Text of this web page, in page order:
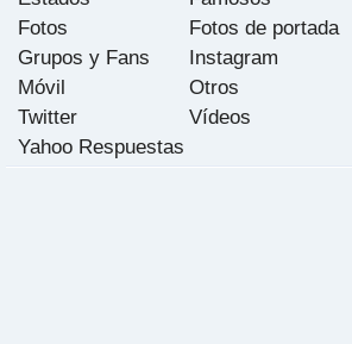
Fotos
Fotos de portada
Grupos y Fans
Instagram
Móvil
Otros
Twitter
Vídeos
Yahoo Respuestas